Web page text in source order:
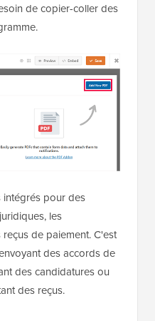
de copier-coller des
intégrés pour des
les
de paiement. C'est
des accords de
des candidatures ou
des reçus.